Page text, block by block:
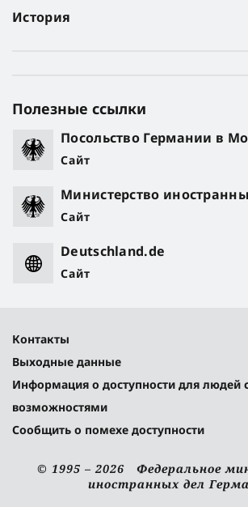
История
Полезные ссылки
Посольство Германии в
Сайт
Министерство
Сайт
Deutschland.de
Сайт
Контакты
Выходные данные
Информация о доступности для людей
возможностями
Сообщить о помехе доступности
© 1995 – 2026 Федеральное
иностранных дел